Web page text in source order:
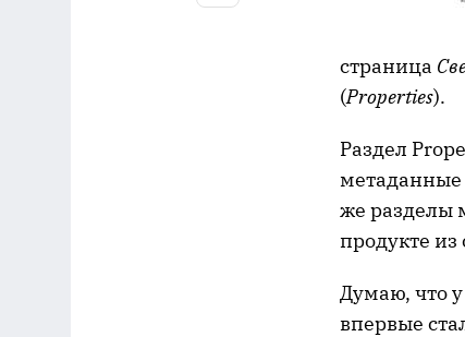
страница
(Properties).
Раздел
метаданные
же разделы
продукте из
Думаю, что
впервые